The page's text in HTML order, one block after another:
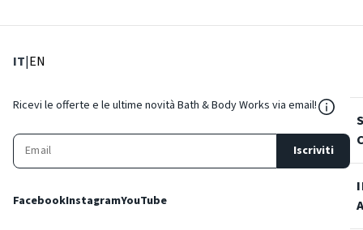
IT: Lingua corrente
|EN
Ricevi le offerte e le ultime novità Bath & Body Works via email!
Iscriviti
FacebookInstagramYouTube